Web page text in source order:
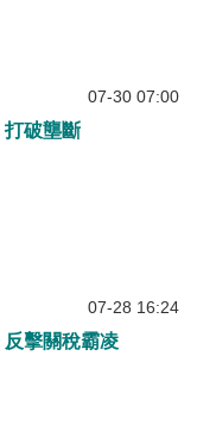
07-30 07:00
打破壟斷
07-28 16:24
反擊關稅霸凌